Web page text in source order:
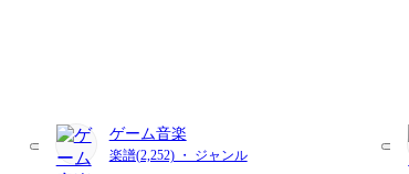
ゲーム音楽
楽譜(2,252) ・ ジャンル